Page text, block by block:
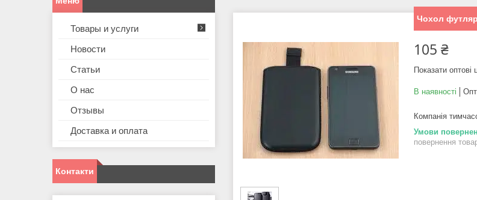
Чохол
105 ₴
Показати оптові
В наявності
Компанія
повернення
Товары и услуги
Новости
Статьи
О нас
Отзывы
Доставка и оплата
Контакти